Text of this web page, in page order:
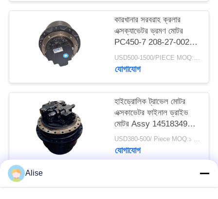
কারখানার সরবরাহ ক্রলার
এক্সক্যাভেটর ভ্রমণ মোটর
PC450-7 208-27-00241
উপাদান বা মেরামত কিট
USD500-1500/PIECE MOQ:1 জামায়
যোগাযোগ
হাইড্রোলিক ট্রাভেল মোটর
এক্সকাভেটর ফাইনাল ড্রাইভ
মোটর Assy 14518349
14592030 জন্য EC210B
EC140B EC240B
USD380-500/ Piece MOQ:১ টুকরা
যোগাযোগ
Alise